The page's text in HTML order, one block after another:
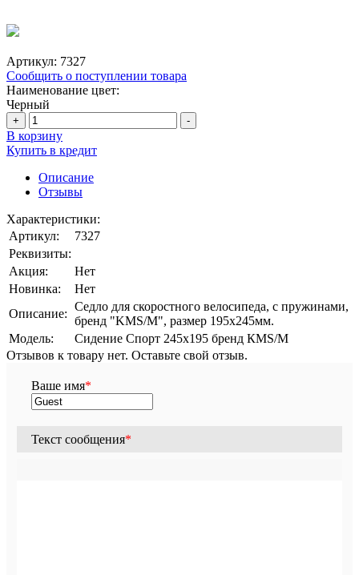
Артикул: 7327
Сообщить о поступлении товара
Наименование цвет:
Черный
+ -
В корзину
Купить в кредит
Описание
Отзывы
Характеристики:
Артикул:
7327
Реквизиты:
Акция:
Нет
Новинка:
Нет
Описание:
Седло для скоростного велосипеда, с пружинами,
бренд "KMS/M", размер 195x245мм.
Модель:
Сидение Спорт 245х195 бренд КМS/M
Отзывов к товару нет. Оставьте свой отзыв.
Ваше имя*
Текст сообщения*